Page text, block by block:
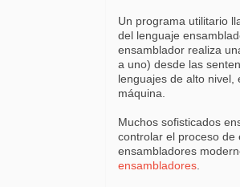
Un programa utilitario
del lenguaje
ensamblador realiza
a uno) desde las
lenguajes de alto nivel,
máquina.
Muchos sofisticados
controlar el proceso de
ensambladores
ensambladores